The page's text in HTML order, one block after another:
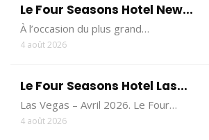
Le Four Seasons Hotel New...
À l’occasion du plus grand…
4 août 2026
Le Four Seasons Hotel Las...
Las Vegas – Avril 2026. Le Four…
4 août 2026